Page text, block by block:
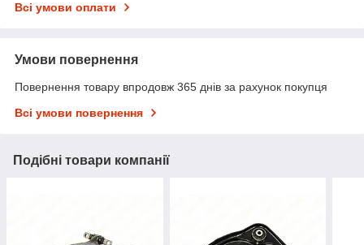
Всі умови оплати
Умови повернення
Повернення товару впродовж 365 днів за рахунок покупця
Всі умови повернення
Подібні товари компанії